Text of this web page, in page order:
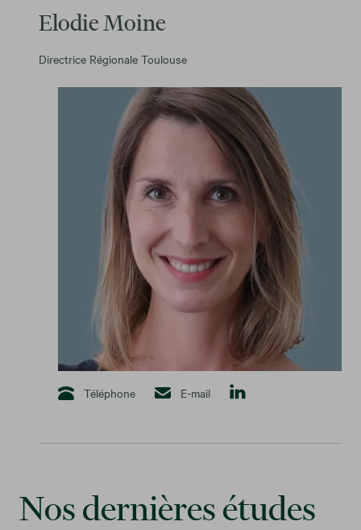
Elodie Moine
Directrice Régionale Toulouse
Téléphone E-mail
Nos dernières études